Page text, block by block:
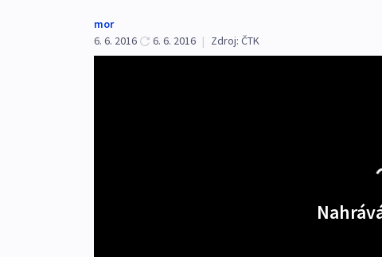
mor
6. 6. 2016
6. 6. 2016 | Zdroj: ČTK